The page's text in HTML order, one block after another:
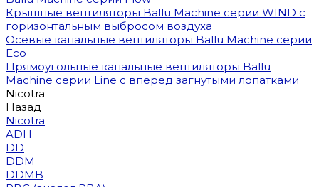
Крышные вентиляторы Ballu Machine серии WIND с
горизонтальным выбросом воздуха
Осевые канальные вентиляторы Ballu Machine серии
Eco
Прямоугольные канальные вентиляторы Ballu
Machine серии Line с вперед загнутыми лопатками
Nicotra
Назад
Nicotra
ADH
DD
DDM
DDMB